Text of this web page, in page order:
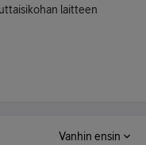
laitteen
Vanhin ensin